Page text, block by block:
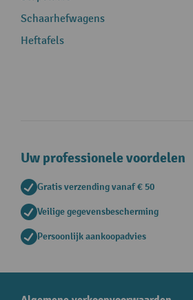
Schaarhefwagens
Heftafels
Uw professionele voordelen
Gratis verzending vanaf € 50
Veilige gegevensbescherming
Persoonlijk aankoopadvies